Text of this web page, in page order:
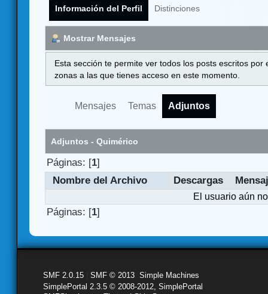
Información del Perfil Distinciones
Mostrar Mensajes
Esta sección te permite ver todos los posts escritos
zonas a las que tienes acceso en este momento.
Mensajes Temas Adjuntos
Adjuntos - Quimérico
Páginas: [1]
Nombre del Archivo
Descargas
El usuario aún
Páginas: [1]
SMF 2.0.15 SMF © 2013 Simple Machines
SimplePortal 2.3.5 © 2008-2012, SimplePortal